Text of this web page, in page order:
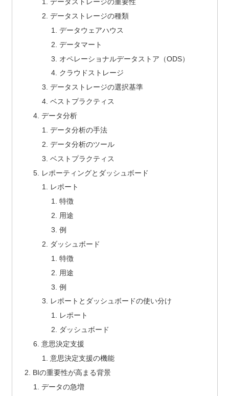
データストレージの種類
データウェアハウス
データマート
オペレーショナルデータストア（ODS）
クラウドストレージ
データストレージの選択基準
ベストプラクティス
データ分析
データ分析の手法
データ分析のツール
ベストプラクティス
レポーティングとダッシュボード
レポート
特徴
用途
例
ダッシュボード
特徴
用途
例
レポートとダッシュボードの使い分け
レポート
ダッシュボード
意思決定支援
意思決定支援の機能
BIの重要性が高まる背景
データの急増